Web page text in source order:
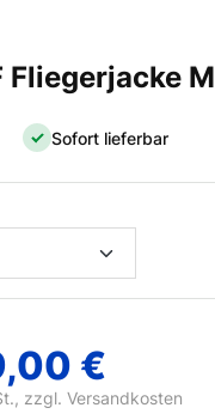
Fliegerjacke M
Sofort lieferbar
€
zzgl.Versandkosten